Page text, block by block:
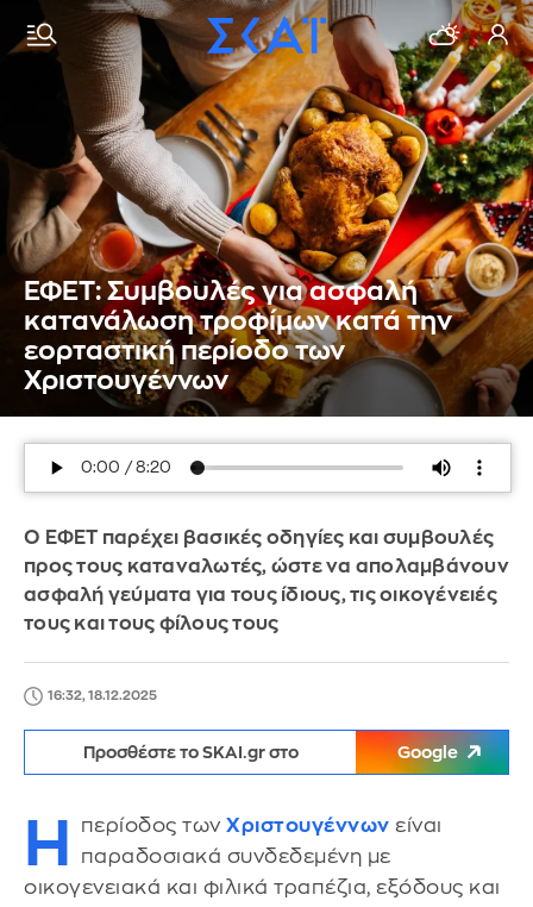
ΕΦΕΤ: Συμβουλές για ασφαλή
κατανάλωση τροφίμων κατά την
εορταστική περίοδο των
Χριστουγέννων
Ο ΕΦΕΤ παρέχει βασικές οδηγίες και συμβουλές
προς τους καταναλωτές, ώστε να απολαμβάνουν
ασφαλή γεύματα για τους ίδιους, τις οικογένειές
τους και τους φίλους τους
16:32, 18.12.2025
Προσθέστε το SKAI.gr στο Google
Η περίοδος των Χριστουγέννων είναι
παραδοσιακά συνδεδεμένη με
οικογενειακά και φιλικά τραπέζια, εξόδους και